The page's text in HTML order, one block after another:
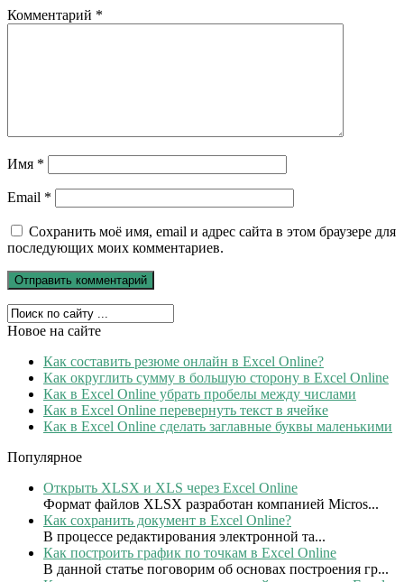
Комментарий *
Имя *
Email *
Сохранить моё имя, email и адрес сайта в этом браузере для
последующих моих комментариев.
Новое на сайте
Как составить резюме онлайн в Excel Online?
Как округлить сумму в большую сторону в Excel Online
Как в Excel Online убрать пробелы между числами
Как в Excel Online перевернуть текст в ячейке
Как в Excel Online сделать заглавные буквы маленькими
Популярное
Открыть XLSX и XLS через Excel Online
Формат файлов XLSX разработан компанией Micros...
Как сохранить документ в Excel Online?
В процессе редактирования электронной та...
Как построить график по точкам в Excel Online
В данной статье поговорим об основах построения гр...